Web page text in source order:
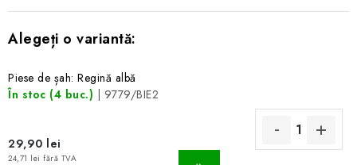
Piese de șah: Regină albă
În stoc (4 buc.) | 9779/BIE2
29,90 lei
24,71 lei fără TVA